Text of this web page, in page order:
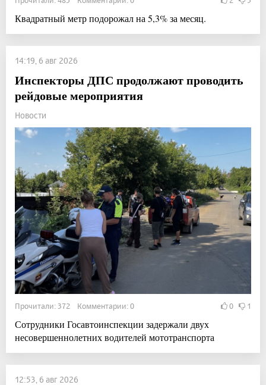
Квадратный метр подорожал на 5,3% за месяц.
14:19, 6 авг 2026
Инспекторы ДПС продолжают проводить
рейдовые мероприятия
Новости
Прочитали: 372 Комментарии: 0 0 1
Сотрудники Госавтоинспекции задержали двух
несовершеннолетних водителей мототранспорта
12:53, 6 авг 2026